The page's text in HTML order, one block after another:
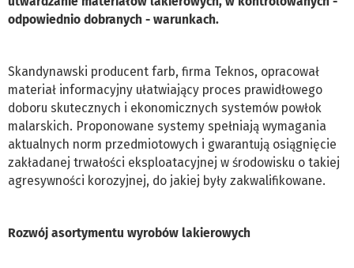
odpowiednio dobranych - warunkach.
Skandynawski producent farb, firma Teknos, opracował
materiał informacyjny ułatwiający proces prawidłowego
doboru skutecznych i ekonomicznych systemów powłok
malarskich. Proponowane systemy spełniają wymagania
aktualnych norm przedmiotowych i gwarantują osiągnięcie
zakładanej trwałości eksploatacyjnej w środowisku o takiej
agresywności korozyjnej, do jakiej były zakwalifikowane.
Rozwój asortymentu wyrobów lakierowych